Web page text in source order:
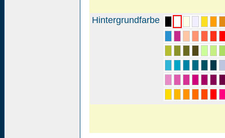
Hintergrundfarbe